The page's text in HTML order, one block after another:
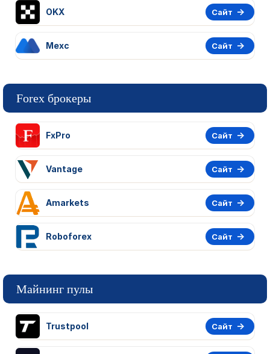
OKX Сайт
Mexc Сайт
Forex брокеры
FxPro Сайт
Vantage Сайт
Amarkets Сайт
Roboforex Сайт
Майнинг пулы
Trustpool Сайт